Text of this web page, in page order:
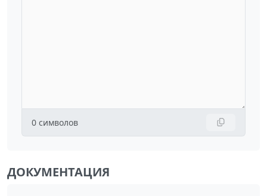
0 символов
ДОКУМЕНТАЦИЯ